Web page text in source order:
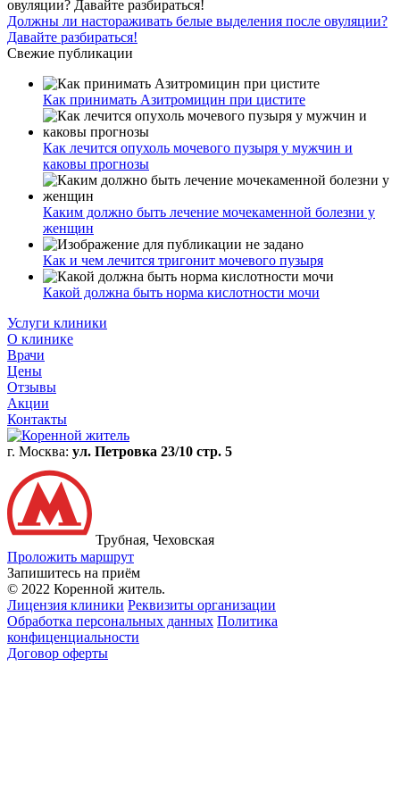
Должны ли настораживать белые выделения после овуляции?
Давайте разбираться!
Свежие публикации
Как принимать Азитромицин при цистите
Как лечится опухоль мочевого пузыря у мужчин и
каковы прогнозы
Каким должно быть лечение мочекаменной болезни у
женщин
Как и чем лечится тригонит мочевого пузыря
Какой должна быть норма кислотности мочи
Услуги клиники
О клинике
Врачи
Цены
Отзывы
Акции
Контакты
г. Москва: ул. Петровка 23/10 стр. 5
Трубная, Чеховская
Проложить маршрут
Запишитесь на приём
© 2022 Коренной житель.
Лицензия клиники Реквизиты организации
Обработка персональных данных Политика
конфиценциальности
Договор оферты